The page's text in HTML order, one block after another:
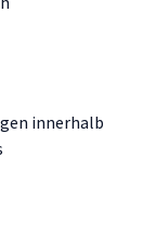
innerhalb